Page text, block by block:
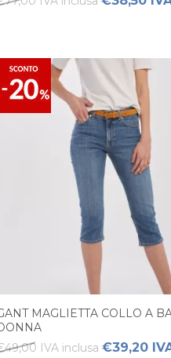
MAGLIETTA COLLO A
IVA inclusa €39,20